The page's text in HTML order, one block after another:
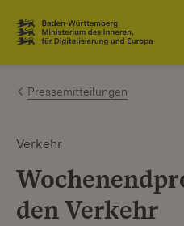
Zum Inhalt springen
Link zur Startseite
Pressemitteilungen
Verkehr
den Verkehr